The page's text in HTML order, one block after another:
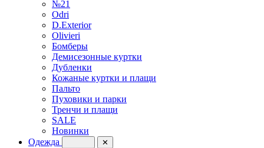
№21
Odri
D.Exterior
Olivieri
Бомберы
Демисезонные куртки
Дубленки
Кожаные куртки и плащи
Пальто
Пуховики и парки
Тренчи и плащи
SALE
Новинки
Одежда
✕